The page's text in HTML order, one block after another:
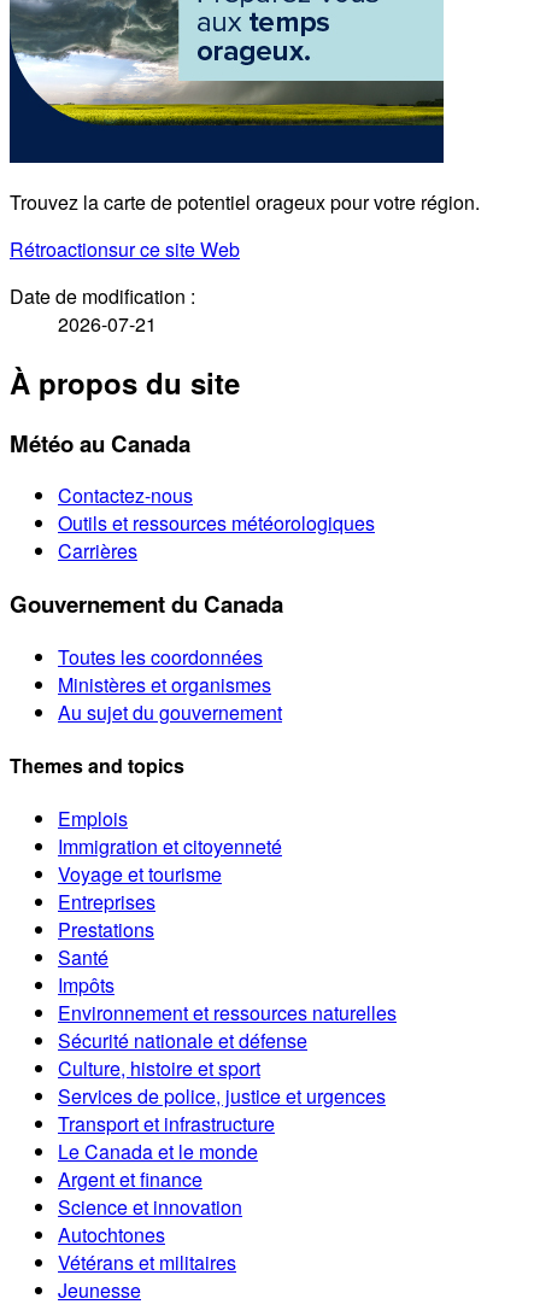
Trouvez la carte de potentiel orageux pour votre région.
Rétroactionsur ce site Web
Date de modification :
2026-07-21
À propos du site
Météo au Canada
Contactez-nous
Outils et ressources météorologiques
Carrières
Gouvernement du Canada
Toutes les coordonnées
Ministères et organismes
Au sujet du gouvernement
Themes and topics
Emplois
Immigration et citoyenneté
Voyage et tourisme
Entreprises
Prestations
Santé
Impôts
Environnement et ressources naturelles
Sécurité nationale et défense
Culture, histoire et sport
Services de police, justice et urgences
Transport et infrastructure
Le Canada et le monde
Argent et finance
Science et innovation
Autochtones
Vétérans et militaires
Jeunesse